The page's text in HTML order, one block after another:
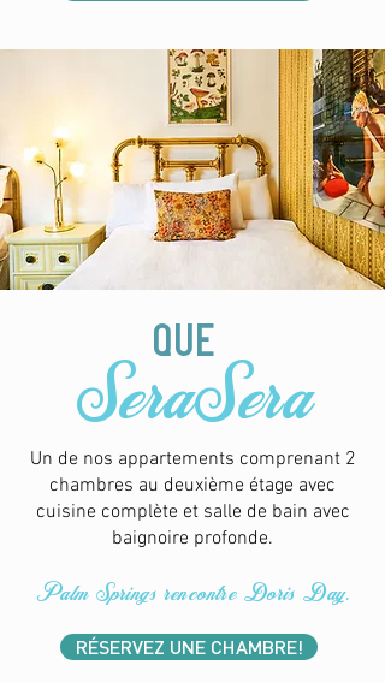
que
SeraSera
Un de nos appartements comprenant 2
chambres au deuxième étage avec
cuisine complète et salle de bain avec
baignoire profonde.
Palm Springs rencontre Doris Day.
RÉSERVEZ UNE CHAMBRE!